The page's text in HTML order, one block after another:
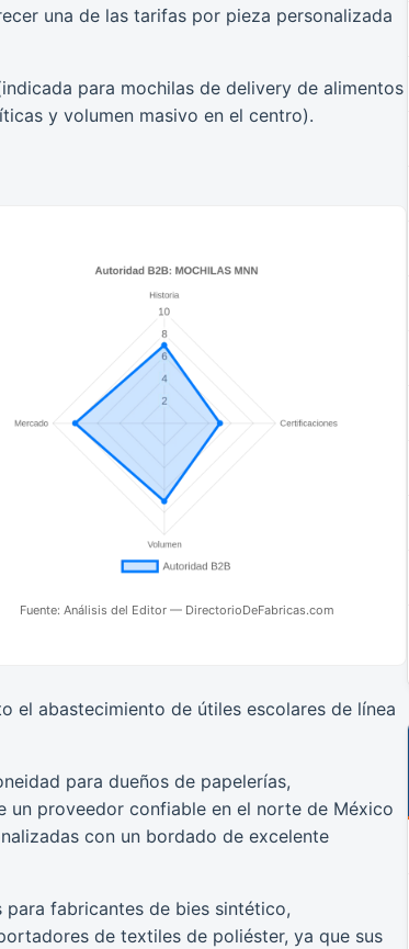
una de las tarifas por pieza personalizada
para mochilas de delivery de alimentos
y volumen masivo en el centro).
Fuente: Análisis del Editor — DirectorioDeFabricas.com
el abastecimiento de útiles escolares de línea
para dueños de papelerías,
un proveedor confiable en el norte de México
con un bordado de excelente
para fabricantes de bies sintético,
de textiles de poliéster, ya que sus